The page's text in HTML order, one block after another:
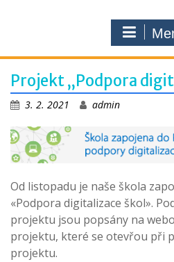
Projekt „Podpora
3. 2. 2021 admin
Od listopadu je naše škola
«Podpora digitalizace škol».
projektu jsou popsány na
projektu, které se otevřou při
projektu.